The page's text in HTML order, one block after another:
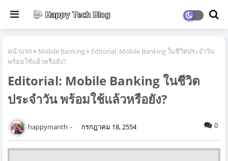
หน้าแรก Mobile Banking
Editorial: Mobile Banking ในชีวิตประจำวัน
พร้อมใช้แล้วหรือยัง?
Editorial: Mobile Banking ในชีวิต
ประจำวัน พร้อมใช้แล้วหรือยัง?
happymanth กรกฎาคม 18, 2554 0